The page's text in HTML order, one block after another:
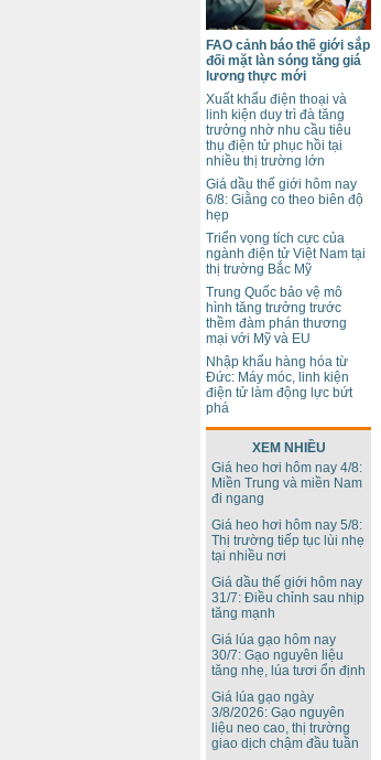
FAO cảnh báo thế giới sắp
đối mặt làn sóng tăng giá
lương thực mới
Xuất khẩu điện thoại và
linh kiện duy trì đà tăng
trưởng nhờ nhu cầu tiêu
thụ điện tử phục hồi tại
nhiều thị trường lớn
Giá dầu thế giới hôm nay
6/8: Giằng co theo biên độ
hẹp
Triển vọng tích cực của
ngành điện tử Việt Nam tại
thị trường Bắc Mỹ
Trung Quốc bảo vệ mô
hình tăng trưởng trước
thềm đàm phán thương
mại với Mỹ và EU
Nhập khẩu hàng hóa từ
Đức: Máy móc, linh kiện
điện tử làm động lực bứt
phá
XEM NHIỀU
Giá heo hơi hôm nay 4/8:
Miền Trung và miền Nam
đi ngang
Giá heo hơi hôm nay 5/8:
Thị trường tiếp tục lùi nhẹ
tại nhiều nơi
Giá dầu thế giới hôm nay
31/7: Điều chỉnh sau nhịp
tăng mạnh
Giá lúa gạo hôm nay
30/7: Gạo nguyên liệu
tăng nhẹ, lúa tươi ổn định
Giá lúa gạo ngày
3/8/2026: Gạo nguyên
liệu neo cao, thị trường
giao dịch chậm đầu tuần